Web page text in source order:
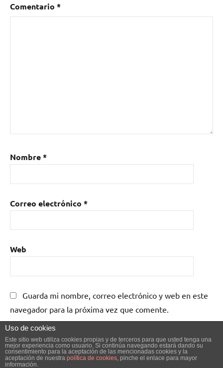
Comentario *
Nombre*
Correo electrónico *
Web
Guarda mi nombre, correo electrónico y web en este
navegador para la próxima vez que comente.
Uso de cookies
Este sitio web utiliza cookies propias y de terceros para que usted tenga una
mejor experiencia como usuario. Si continúa navegando estará dando su
consentimiento para la aceptación de las mencionadas cookies y la
aceptación de nuestra política de cookies, pinche el enlace para mayor
información.